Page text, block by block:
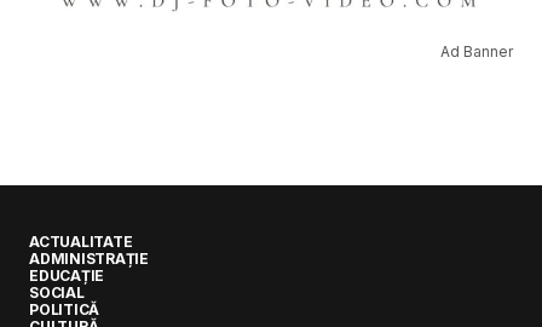
Ad Banner
ACTUALITATE
ADMINISTRAȚIE
EDUCAȚIE
SOCIAL
POLITICĂ